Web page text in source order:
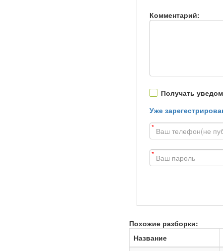
Комментарий:
Получать
Уже
*
*
Похожие разборки:
Название